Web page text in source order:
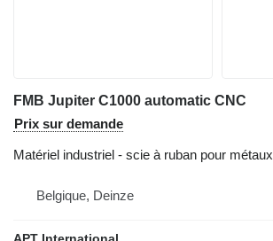
FMB Jupiter C1000 automatic CNC
Prix sur demande
Matériel industriel - scie à ruban pour métaux
Belgique, Deinze
APT International